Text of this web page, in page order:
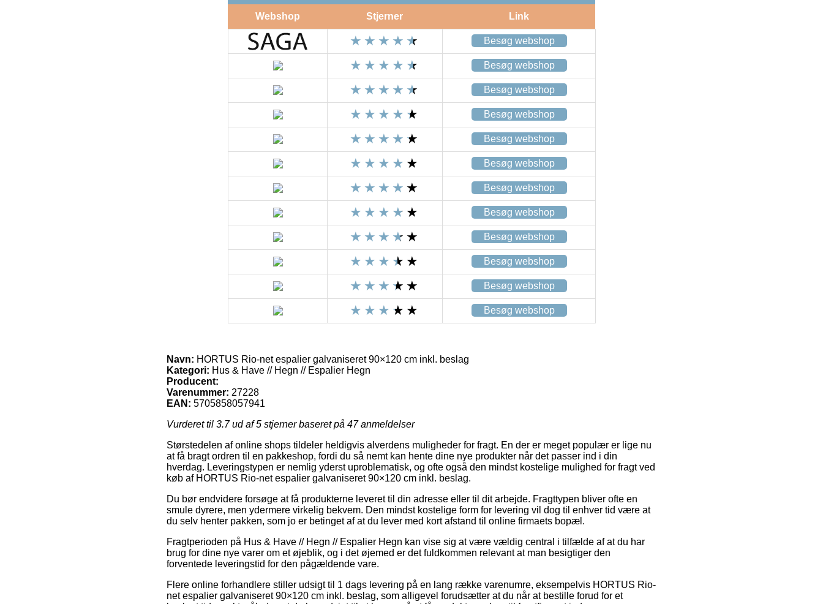
Webshop Stjerner Link
Besøg webshop
Besøg webshop
Besøg webshop
Besøg webshop
Besøg webshop
Besøg webshop
Besøg webshop
Besøg webshop
Besøg webshop
Besøg webshop
Besøg webshop
Besøg webshop
Navn: HORTUS Rio-net espalier galvaniseret 90×120 cm inkl. beslag
Kategori: Hus & Have // Hegn // Espalier Hegn
Producent:
Varenummer: 27228
EAN: 5705858057941
Vurderet til 3.7ud af 5 stjerner baseret på 47anmeldelser
Størstedelen af online shops tildeler heldigvis alverdens muligheder for fragt. En der er meget populær er lige nu
at få bragt ordren til en pakkeshop, fordi du så nemt kan hente dine nye produkter når det passer ind i din
hverdag. Leveringstypen er nemlig yderst uproblematisk, og ofte også den mindst kostelige mulighed for fragt ved
køb af HORTUS Rio-net espalier galvaniseret 90×120 cm inkl. beslag.
Du bør endvidere forsøge at få produkterne leveret til din adresse eller til dit arbejde. Fragttypen bliver ofte en
smule dyrere, men ydermere virkelig bekvem. Den mindst kostelige form for levering vil dog til enhver tid være at
du selv henter pakken, som jo er betinget af at du lever med kort afstand til online firmaets bopæl.
Fragtperioden på Hus & Have // Hegn // Espalier Hegn kan vise sig at være vældig central i tilfælde af at du har
brug for dine nye varer om et øjeblik, og i det øjemed er det fuldkommen relevant at man besigtiger den
forventede leveringstid for den pågældende vare.
Flere online forhandlere stiller udsigt til 1 dags levering på en lang række varenumre, eksempelvis HORTUS Rio-
net espalier galvaniseret 90×120 cm inkl. beslag, som alligevel forudsætter at du når at bestille forud for et